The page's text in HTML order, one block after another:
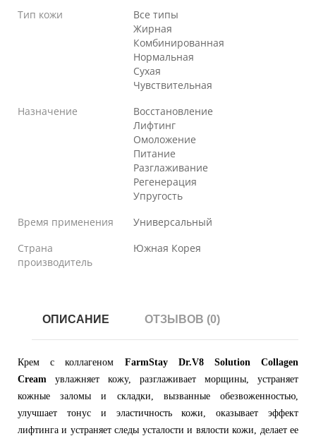
Тип кожи
Все типы
Жирная
Комбинированная
Нормальная
Сухая
Чувствительная
Назначение
Восстановление
Лифтинг
Омоложение
Питание
Разглаживание
Регенерация
Упругость
Время применения
Универсальный
Страна
производитель
Южная Корея
ОПИСАНИЕ ОТЗЫВОВ (0)
Крем с коллагеном FarmStay Dr.V8 Solution Collagen
Cream
увлажняет кожу, разглаживает морщины, устраняет
кожные заломы и складки, вызванные обезвоженностью,
улучшает тонус и эластичность кожи, оказывает эффект
лифтинга и устраняет следы усталости и вялости кожи, делает ее